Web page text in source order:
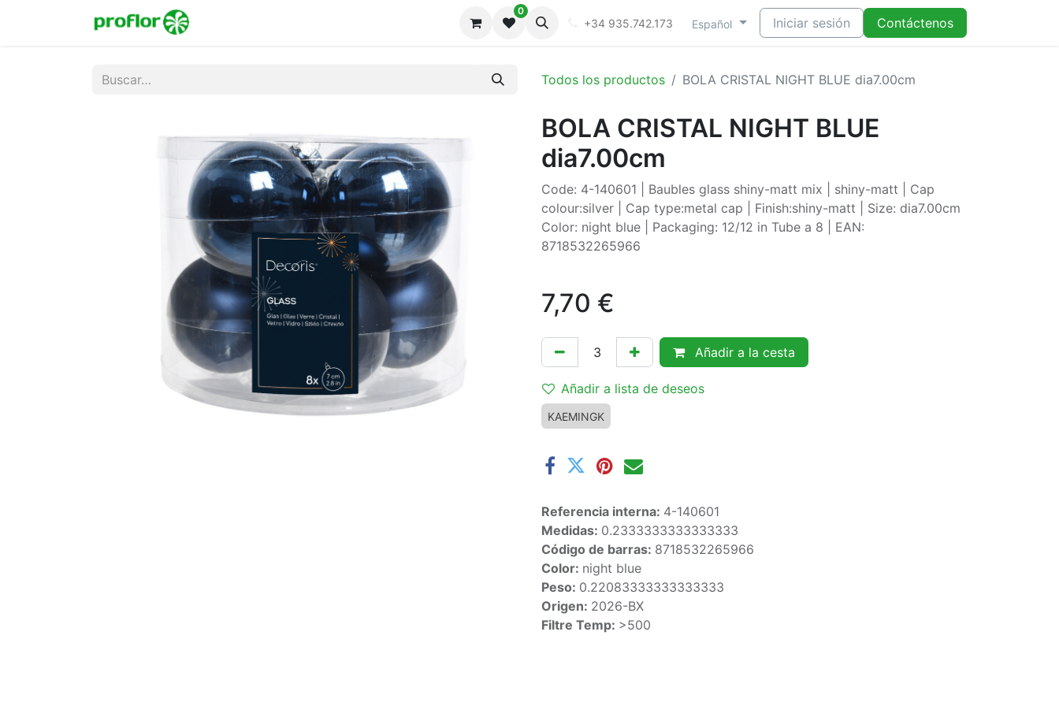
0
+34 935.742.173 Español Iniciar sesión Contáctenos
Todos los productos BOLA CRISTAL NIGHT BLUE dia7.00cm
BOLA CRISTAL NIGHT BLUE
dia7.00cm
Code: 4-140601 | Baubles glass shiny-matt mix | shiny-matt | Cap
colour:silver | Cap type:metal cap | Finish:shiny-matt | Size: dia7.00cm
Color: night blue | Packaging: 12/12 in Tube a 8 | EAN:
8718532265966
7,70 €
Añadir a la cesta
Añadir a lista de deseos
KAEMINGK
Referencia interna: 4-140601
Medidas: 0.2333333333333333
Código de barras: 8718532265966
Color: night blue
Peso: 0.22083333333333333
Origen: 2026-BX
Filtre Temp: >500